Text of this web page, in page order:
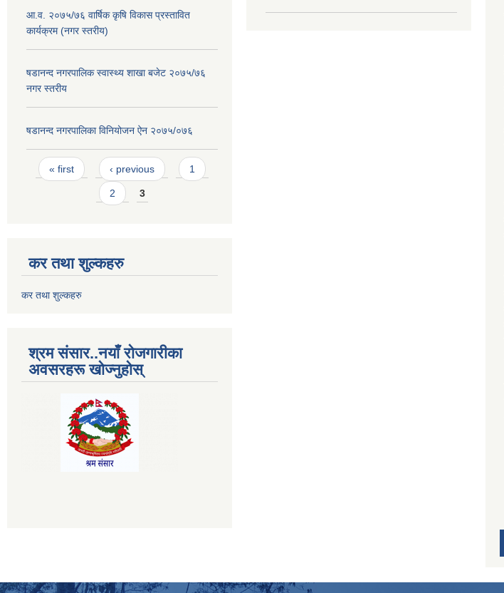
आ.व. २०७५/७६ वार्षिक कृषि विकास प्रस्तावित
कार्यक्रम (नगर स्तरीय)
षडानन्द नगरपालिक स्वास्थ्य शाखा बजेट २०७५/७६
नगर स्तरीय
षडानन्द नगरपालिका विनियोजन ‌‌ऐन २०७५/०७६
Pages
« first ‹ previous 1
2 3
कर तथा शुल्कहरु
कर तथा शुल्कहरु
श्रम संसार..नयाँ रोजगारीका
अवसरहरू खोज्नुहोस्